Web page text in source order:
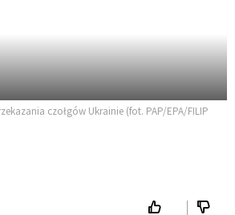
czołgów Ukrainie (fot. PAP/EPA/FILIP